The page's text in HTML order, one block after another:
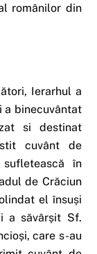
românilor din
Ierarhul a
a binecuvântat
si destinat
cuvânt de
în
de Crăciun
el însuși
a săvârșit Sf.
care s-au